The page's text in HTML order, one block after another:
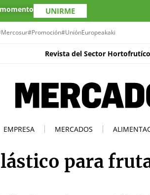
UNIRME
#Promoción#UniónEuropeakaki
Revista del Sector
EMPRESA MERCADOS
para